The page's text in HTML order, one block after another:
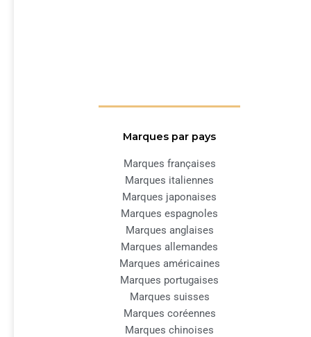
Marques par pays
Marques françaises
Marques italiennes
Marques japonaises
Marques espagnoles
Marques anglaises
Marques allemandes
Marques américaines
Marques portugaises
Marques suisses
Marques coréennes
Marques chinoises